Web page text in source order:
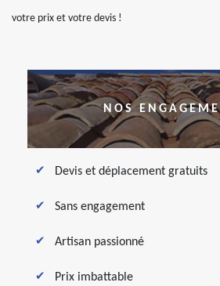
votre prix et votre devis !
NOS
Devis et déplacement gratuits
Sans engagement
Artisan passionné
Prix imbattable